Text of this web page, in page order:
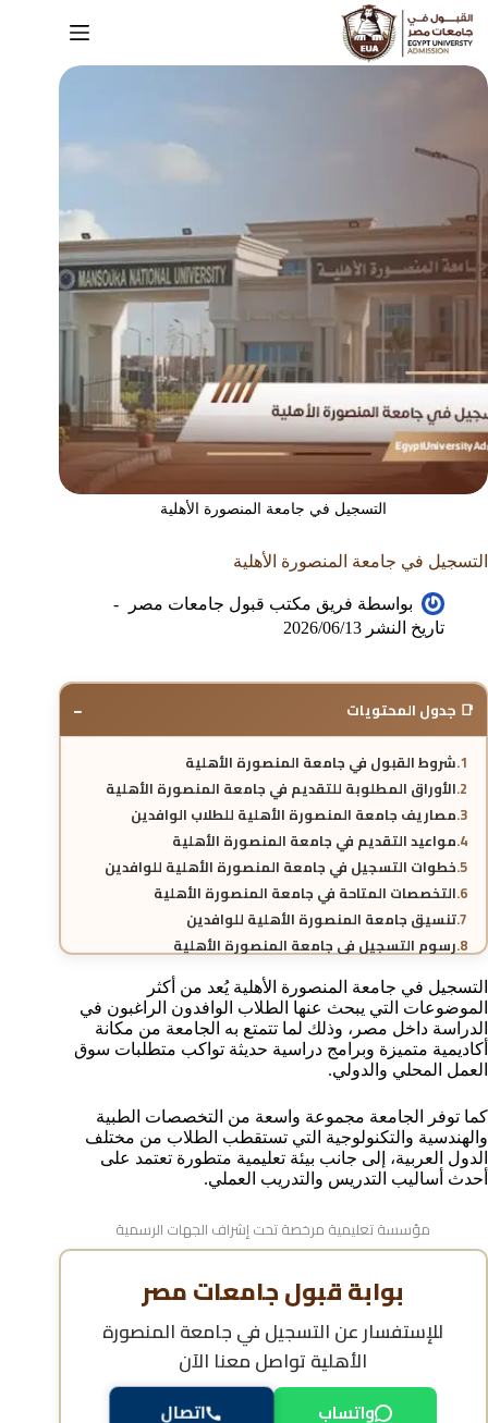
التسجيل في جامعة المنصورة الأهلية
التسجيل في جامعة المنصورة الأهلية
بواسطة فريق مكتب قبول جامعات مصر
تاريخ النشر 2026/06/13
📑 جدول المحتويات −
شروط القبول في جامعة المنصورة الأهلية
الأوراق المطلوبة للتقديم في جامعة المنصورة الأهلية
مصاريف جامعة المنصورة الأهلية للطلاب الوافدين
مواعيد التقديم في جامعة المنصورة الأهلية
خطوات التسجيل في جامعة المنصورة الأهلية للوافدين
التخصصات المتاحة في جامعة المنصورة الأهلية
تنسيق جامعة المنصورة الأهلية للوافدين
رسوم التسجيل في جامعة المنصورة الأهلية
هل جامعة المنصورة الأهلية معتمدة دوليًا؟
خطوات اعتماد الأوراق للتسجيل الجامعي
نظام الدراسة في جامعة المنصورة الأهلية
تخصصات الطب والهندسة في جامعة المنصورة الأهلية
أسئلة شائعة حول التسجيل في جامعة المنصورة الأهلية
التسجيل في جامعة المنصورة الأهلية يُعد من أكثر
الموضوعات التي يبحث عنها الطلاب الوافدون الراغبون في
الدراسة داخل مصر، وذلك لما تتمتع به الجامعة من مكانة
أكاديمية متميزة وبرامج دراسية حديثة تواكب متطلبات سوق
العمل المحلي والدولي.
كما توفر الجامعة مجموعة واسعة من التخصصات الطبية
والهندسية والتكنولوجية التي تستقطب الطلاب من مختلف
الدول العربية، إلى جانب بيئة تعليمية متطورة تعتمد على
أحدث أساليب التدريس والتدريب العملي.
مؤسسة تعليمية مرخصة تحت إشراف الجهات الرسمية
بوابة قبول جامعات مصر
للإستفسار عنالتسجيل في جامعة المنصورة
الأهليةتواصل معنا الآن
واتساب اتصال